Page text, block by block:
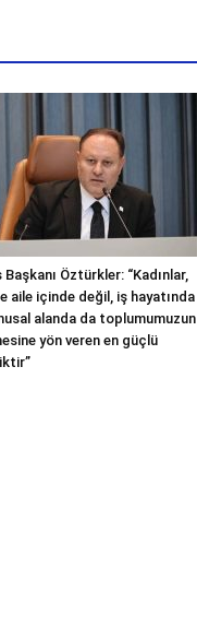
Öztürkler: “Kadınlar,
aile içinde değil, iş hayatında
alanda da toplumumuzun
yön veren en güçlü